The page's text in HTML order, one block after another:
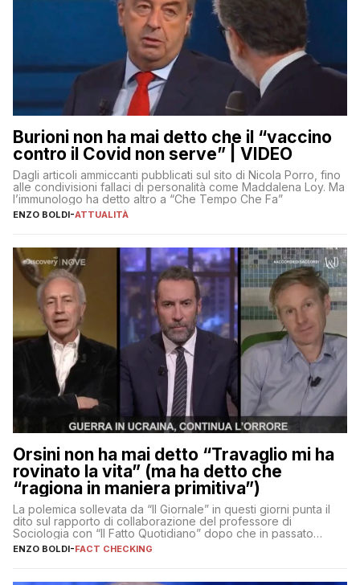
Burioni non ha mai detto che il “vaccino
contro il Covid non serve” | VIDEO
Dagli articoli ammiccanti pubblicati sul sito di Nicola Porro, fino
alle condivisioni fallaci di personalità come Maddalena Loy. Ma
l’immunologo ha detto altro a “Che Tempo Che Fa”
ENZO BOLDI-ATTUALITÀ
Orsini non ha mai detto “Travaglio mi ha
rovinato la vita” (ma ha detto che
“ragiona in maniera primitiva”)
La polemica sollevata da “Il Giornale” in questi giorni punta il
dito sul rapporto di collaborazione del professore di
Sociologia con “Il Fatto Quotidiano” dopo che in passato
erano volati stracci
ENZO BOLDI-FACT CHECKING